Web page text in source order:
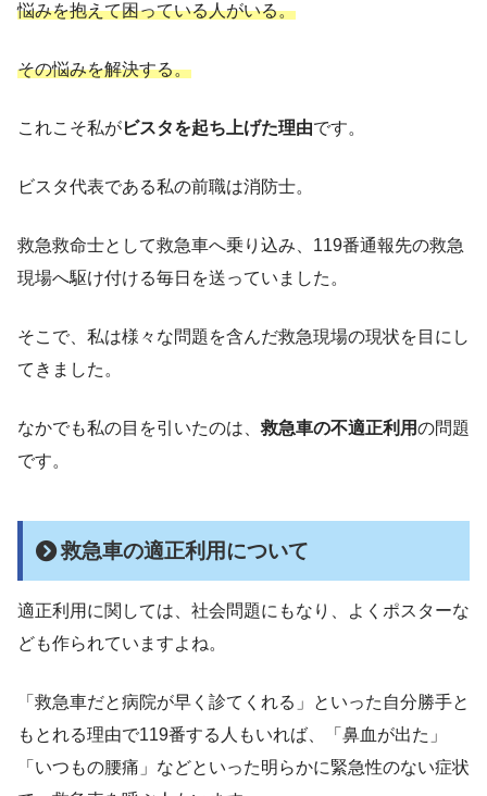
悩みを抱えて困っている人がいる。
その悩みを解決する。
これこそ私がビスタを起ち上げた理由です。
ビスタ代表である私の前職は消防士。
救急救命士として救急車へ乗り込み、119番通報先の救急
現場へ駆け付ける毎日を送っていました。
そこで、私は様々な問題を含んだ救急現場の現状を目にし
てきました。
なかでも私の目を引いたのは、救急車の不適正利用の問題
です。
救急車の適正利用について
適正利用に関しては、社会問題にもなり、よくポスターな
ども作られていますよね。
「救急車だと病院が早く診てくれる」といった自分勝手と
もとれる理由で119番する人もいれば、「鼻血が出た」
「いつもの腰痛」などといった明らかに緊急性のない症状